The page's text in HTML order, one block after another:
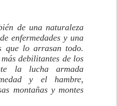
de una naturaleza
enfermedades y una
que lo arrasan todo.
debilitantes de los
la lucha armada
y el hambre,
montañas y montes